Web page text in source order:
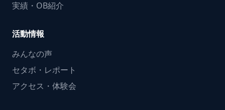
実績・OB紹介
活動情報
みんなの声
セタボ・レポート
アクセス・体験会